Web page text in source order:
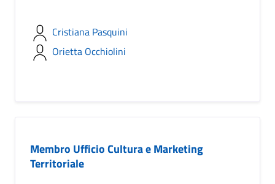
Cristiana Pasquini
Orietta Occhiolini
Membro Ufficio Cultura e Marketing
Territoriale